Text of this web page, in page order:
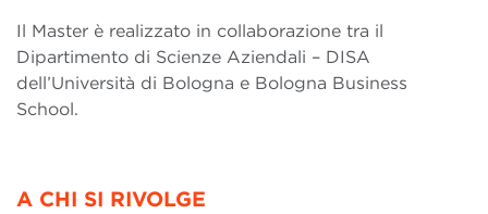
Il Master è realizzato in collaborazione tra il
Dipartimento di Scienze Aziendali – DISA
dell’Università di Bologna e Bologna Business
School.
A CHI SI RIVOLGE